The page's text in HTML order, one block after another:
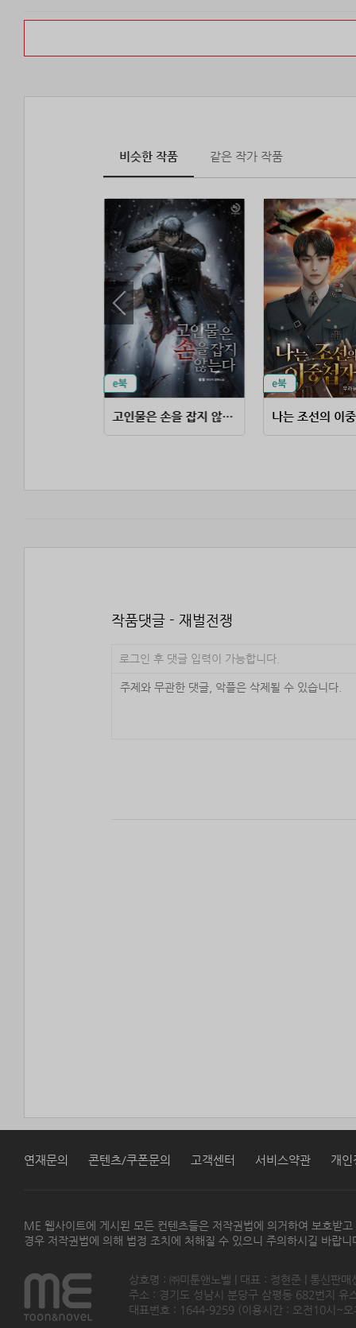
비슷한 작품 같은 작가 작품
고인물은 손을 잡지 않는다 나는 조선의 이
작품댓글 - 재벌전쟁
로그인 후 댓글 입력이 가능합니다.
연재문의 콘텐츠/쿠폰문의 고객센터 서비스약관 개인
ME 웹사이트에 게시된 모든 컨텐츠들은 저작권법에 의거하여 보호받
경우 저작권법에 의해 법정 조치에 처해질 수 있으니 주의하시길 바랍니
상호명 : ㈜미툰앤노벨 | 대표 : 정현준 | 통신판
주소 : 경기도 성남시 분당구 삼평동 682번지
대표번호 : 1644-9259 (이용시간 : 오전10시~